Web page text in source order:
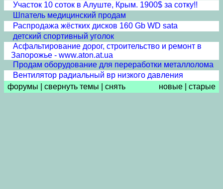
Участок 10 соток в Алуште, Крым. 1900$ за сотку!!
Шпатель медицинский продам
Распродажа жёстких дисков 160 Gb WD sata
детский спортивный уголок
Асфальтирование дорог, строительство и ремонт в
Запорожье - www.aton.at.ua
Продам оборудование для переработки металлолома
Вентилятор радиальный вр низкого давления
форумы
свернуть темы снять новые старые